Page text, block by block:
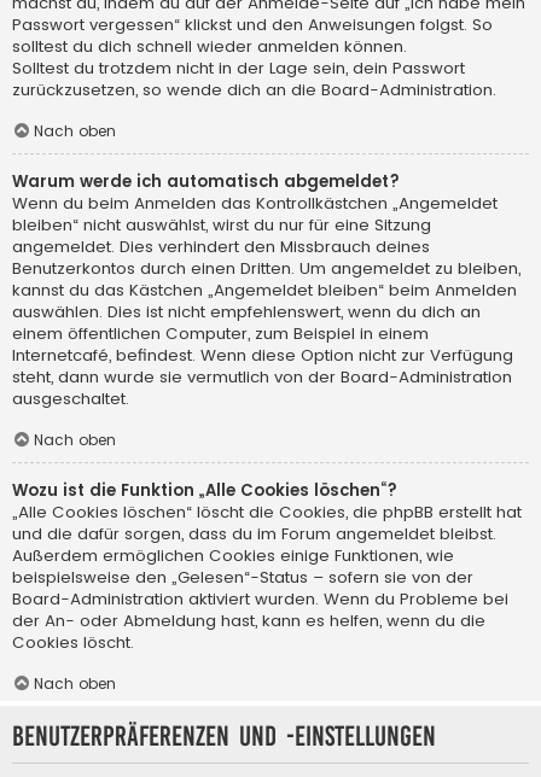
Passwort vergessen“ klickst und den Anweisungen folgst. So
solltest du dich schnell wieder anmelden können.
Solltest du trotzdem nicht in der Lage sein, dein Passwort
zurückzusetzen, so wende dich an die Board-Administration.
Nach oben
Warum werde ich automatisch abgemeldet?
Wenn du beim Anmelden das Kontrollkästchen „Angemeldet
bleiben“ nicht auswählst, wirst du nur für eine Sitzung
angemeldet. Dies verhindert den Missbrauch deines
Benutzerkontos durch einen Dritten. Um angemeldet zu bleiben,
kannst du das Kästchen „Angemeldet bleiben“ beim Anmelden
auswählen. Dies ist nicht empfehlenswert, wenn du dich an
einem öffentlichen Computer, zum Beispiel in einem
Internetcafé, befindest. Wenn diese Option nicht zur Verfügung
steht, dann wurde sie vermutlich von der Board-Administration
ausgeschaltet.
Nach oben
Wozu ist die Funktion „Alle Cookies löschen“?
„Alle Cookies löschen“ löscht die Cookies, die phpBB erstellt hat
und die dafür sorgen, dass du im Forum angemeldet bleibst.
Außerdem ermöglichen Cookies einige Funktionen, wie
beispielsweise den „Gelesen“-Status – sofern sie von der
Board-Administration aktiviert wurden. Wenn du Probleme bei
der An- oder Abmeldung hast, kann es helfen, wenn du die
Cookies löscht.
Nach oben
Benutzerpräferenzen und -einstellungen